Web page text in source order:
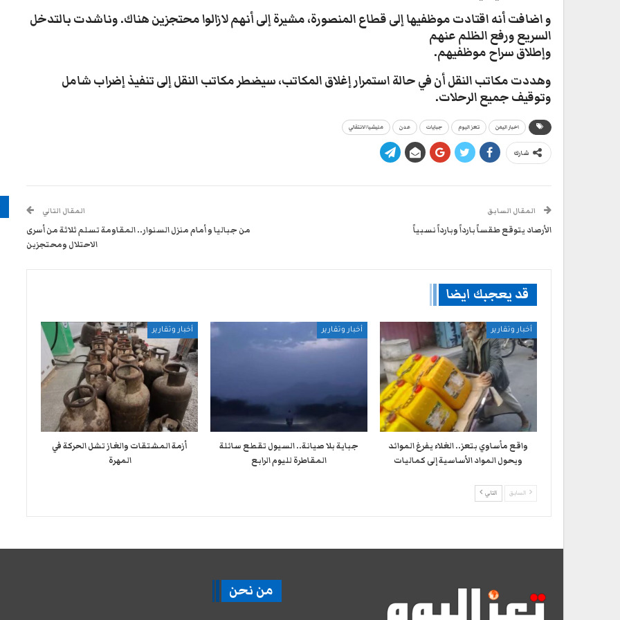
و اضافت أنه اقتادت موظفيها إلى قطاع المنصورة، مشيرة إلى أنهم لازالوا محتجزين هناك. وناشدت بالتدخل
السريع ورفع الظلم عنهم
وإطلاق سراح موظفيهم.
وهددت مكاتب النقل أن في حالة استمرار إغلاق المكاتب، سيضطر مكاتب النقل إلى تنفيذ إضراب شامل
وتوقيف جميع الرحلات.
اخبار اليمن تعز اليوم جبايات عدن مليشيا الانتقالي
شارك
المقال السابق
الأرصاد يتوقع طقساً بارداً وبارداً نسبياً
المقال التالي
من جباليا و أمام منزل السنوار.. المقاومة تسلم ثلاثة من أسرى
الاحتلال ومحتجزين
قد يعجبك ايضا
أخبار وتقارير
واقع مأساوي بتعز.. الغلاء يفرغ الموائد
ويحول المواد الأساسية إلى كماليات
أخبار وتقارير
جباية بلا صيانة.. السيول تقطع سائلة
المقاطرة لليوم الرابع
أخبار وتقارير
أزمة المشتقات والغاز تشل الحركة في
المهرة ​
السابق التالي
من نحن